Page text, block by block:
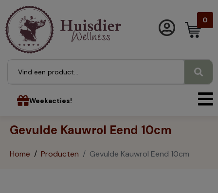
0
Weekacties!
Gevulde Kauwrol Eend 10cm
Home Producten Gevulde Kauwrol Eend 10cm